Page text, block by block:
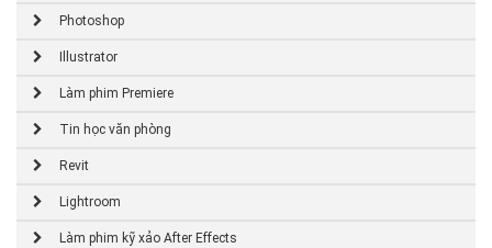
Photoshop
Illustrator
Làm phim Premiere
Tin học văn phòng
Revit
Lightroom
Làm phim kỹ xảo After Effects